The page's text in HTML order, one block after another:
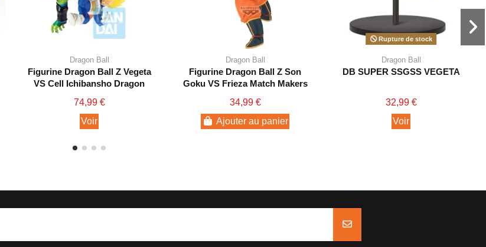
Dragon Ball
Figurine Dragon Ball Z Vegeta
VS Cell Ichibansho Dragon
74,99 €
Voir
Dragon Ball
Figurine Dragon Ball Z Son
Goku VS Frieza Match Makers
34,99 €
Ajouter au panier
Rupture de stock
Dragon Ball
DB SUPER SSGSS VEGETA
32,99 €
Voir